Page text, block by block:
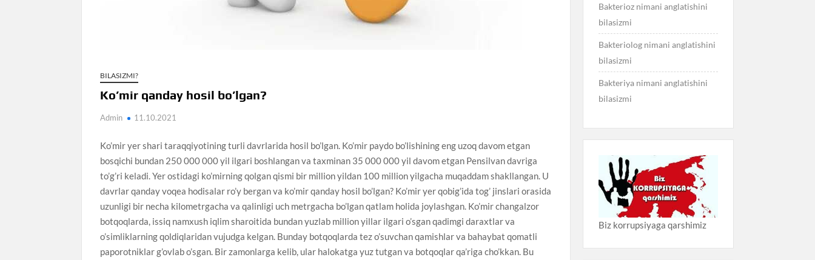
BILASIZMI?
Ko’mir qanday hosil bo’lgan?
Admin 11.10.2021
Ko’mir yer shari taraqqiyotining turli davrlarida hosil bo’lgan. Ko’mir paydo bo’lishining eng uzoq davom etgan
bosqichi bundan 250 000 000 yil ilgari boshlangan va taxminan 35 000 000 yil davom etgan Pensilvan davriga
to’g’ri keladi. Yer ostidagi ko’mirning qolgan qismi bir million yildan 100 million yilgacha muqaddam shakllangan. U
davrlar qanday voqea hodisalar ro’y bergan va ko’mir qanday hosil bo’lgan? Ko’mir yer qobig’ida tog’ jinslari orasida
uzunligi bir necha kilometrgacha va qalinligi uch metrgacha bo’lgan qatlam holida joylashgan. Ko’mir changalzor
botqoqlarda, issiq namxush iqlim sharoitida bundan yuzlab million yillar ilgari o’sgan qadimgi daraxtlar va
o’simliklarning qoldiqlaridan vujudga kelgan. Bunday botqoqlarda tez o’suvchan qamishlar va bahaybat qomatli
paporotniklar g’ovlab o’sgan. Bir zamonlarga kelib, ular halokatga yuz tutgan va botqoqlar qa’riga cho’kkan. Bu
Bakterioz nimani anglatishini
bilasizmi
Bakteriolog nimani anglatishini
bilasizmi
Bakteriya nimani anglatishini
bilasizmi
Biz korrupsiyaga qarshimiz